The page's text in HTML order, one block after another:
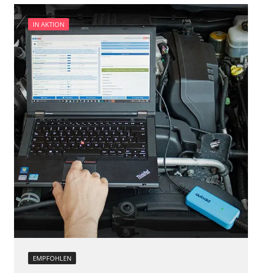
und Konfiguration
IN AKTION
EMPFOHLEN